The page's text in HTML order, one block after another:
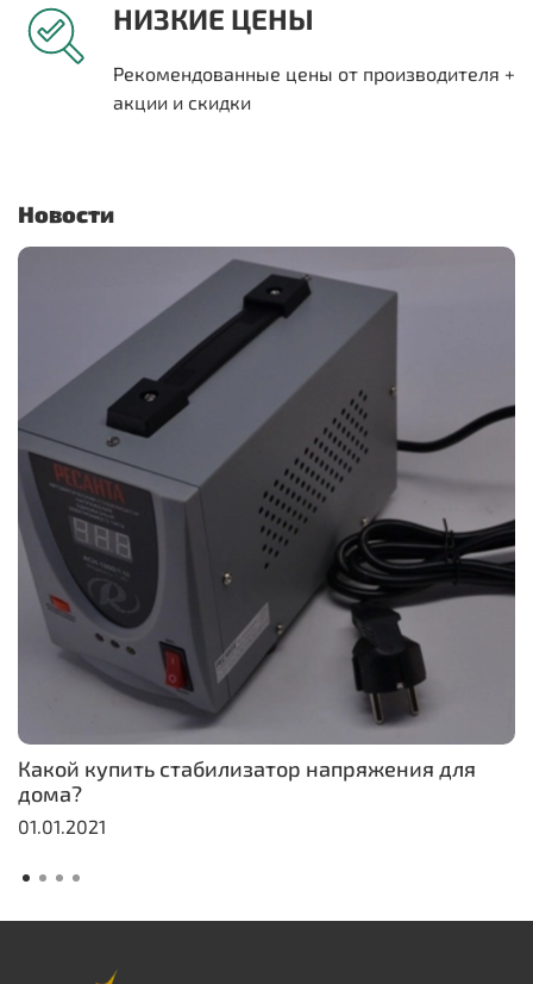
НИЗКИЕ ЦЕНЫ
Рекомендованные цены от производителя +
акции и скидки
Новости
Какой купить стабилизатор напряжения для
дома?
01.01.2021